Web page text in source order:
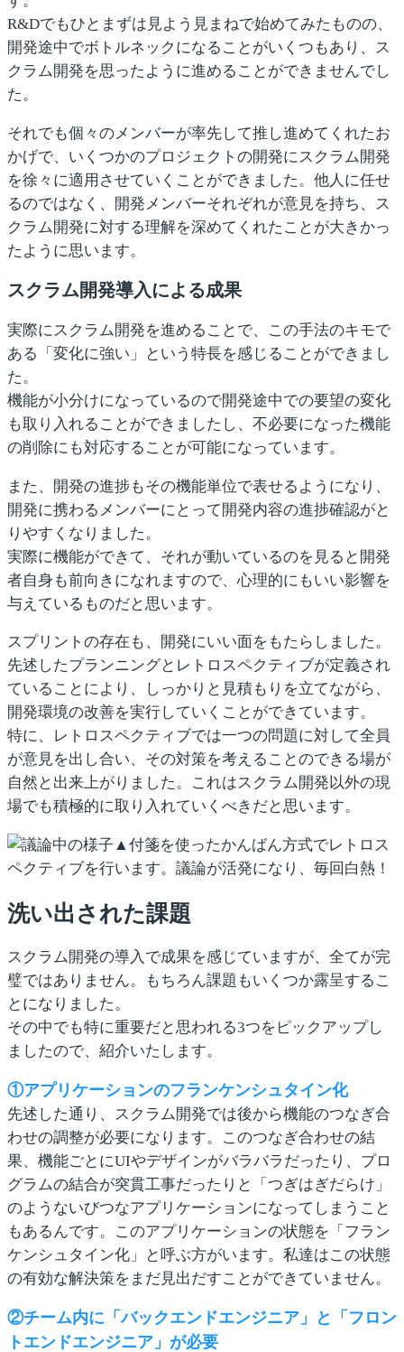
R&Dでもひとまずは見よう見まねで始めてみたものの、
開発途中でボトルネックになることがいくつもあり、ス
クラム開発を思ったように進めることができませんでし
た。
それでも個々のメンバーが率先して推し進めてくれたお
かげで、いくつかのプロジェクトの開発にスクラム開発
を徐々に適用させていくことができました。他人に任せ
るのではなく、開発メンバーそれぞれが意見を持ち、ス
クラム開発に対する理解を深めてくれたことが大きかっ
たように思います。
スクラム開発導入による成果
実際にスクラム開発を進めることで、この手法のキモで
ある「変化に強い」という特長を感じることができまし
た。
機能が小分けになっているので開発途中での要望の変化
も取り入れることができましたし、不必要になった機能
の削除にも対応することが可能になっています。
また、開発の進捗もその機能単位で表せるようになり、
開発に携わるメンバーにとって開発内容の進捗確認がと
りやすくなりました。
実際に機能ができて、それが動いているのを見ると開発
者自身も前向きになれますので、心理的にもいい影響を
与えているものだと思います。
スプリントの存在も、開発にいい面をもたらしました。
先述したプランニングとレトロスペクティブが定義され
ていることにより、しっかりと見積もりを立てながら、
開発環境の改善を実行していくことができています。
特に、レトロスペクティブでは一つの問題に対して全員
が意見を出し合い、その対策を考えることのできる場が
自然と出来上がりました。これはスクラム開発以外の現
場でも積極的に取り入れていくべきだと思います。
▲付箋を使ったかんばん方式でレトロス
ペクティブを行います。議論が活発になり、毎回白熱！
洗い出された課題
スクラム開発の導入で成果を感じていますが、全てが完
璧ではありません。もちろん課題もいくつか露呈するこ
とになりました。
その中でも特に重要だと思われる3つをピックアップし
ましたので、紹介いたします。
①アプリケーションのフランケンシュタイン化
先述した通り、スクラム開発では後から機能のつなぎ合
わせの調整が必要になります。このつなぎ合わせの結
果、機能ごとにUIやデザインがバラバラだったり、プロ
グラムの結合が突貫工事だったりと「つぎはぎだらけ」
のようないびつなアプリケーションになってしまうこと
もあるんです。このアプリケーションの状態を「フラン
ケンシュタイン化」と呼ぶ方がいます。私達はこの状態
の有効な解決策をまだ見出だすことができていません。
②チーム内に「バックエンドエンジニア」と「フロン
トエンドエンジニア」が必要